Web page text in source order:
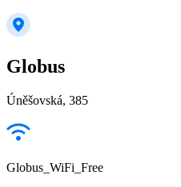
Globus
Úněšovská, 385
Globus_WiFi_Free